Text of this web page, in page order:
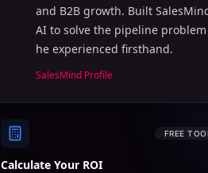
and B2B growth. Built
AI to solve the pipeline problem
he experienced firsthand.
SalesMind Profile
FREE TOOL
Calculate Your ROI